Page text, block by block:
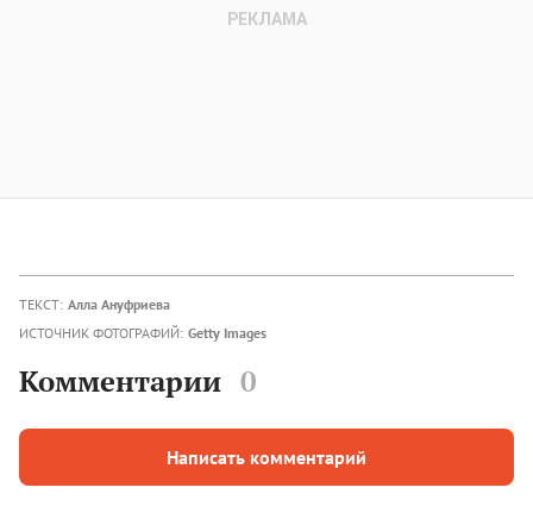
ТЕКСТ: Алла Ануфриева
ИСТОЧНИК ФОТОГРАФИЙ: Getty Images
Комментарии 0
Написать комментарий